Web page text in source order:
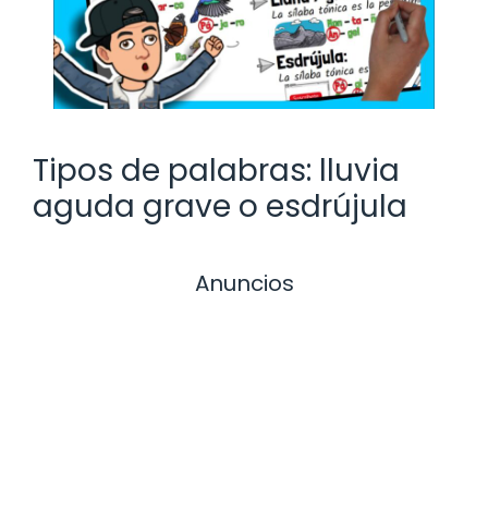
Tipos de palabras: lluvia
aguda grave o esdrújula
Anuncios